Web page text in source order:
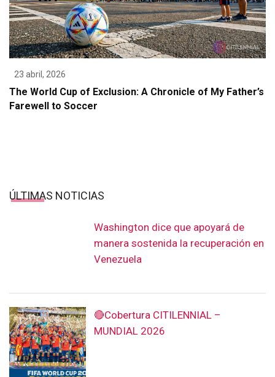
23 abril, 2026
The World Cup of Exclusion: A Chronicle of My Father’s
Farewell to Soccer
ÚLTIMAS NOTICIAS
Washington dice que apoyará de
manera sostenida la recuperación en
Venezuela
🔴Cobertura CITILENNIAL –
MUNDIAL 2026